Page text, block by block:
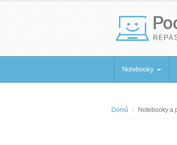
Repasované počítače
Notebooky
Domů Notebooky a